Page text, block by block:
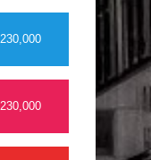
230,000
230,000